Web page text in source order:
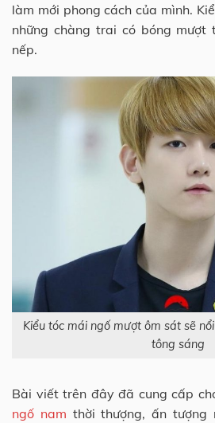
làm mới phong cách của mình.
những chàng trai có bóng mượt
nếp.
Kiểu tóc mái ngố mượt ôm sát sẽ
tông sáng
Bài viết trên đây đã cung cấp
ngố nam thời thượng, ấn